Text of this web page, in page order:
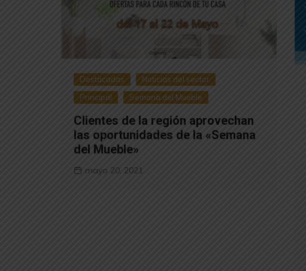
Destacadas
Noticias del sector
Principal
Semana del Mueble
Clientes de la región aprovechan
las oportunidades de la «Semana
del Mueble»
mayo 20, 2021